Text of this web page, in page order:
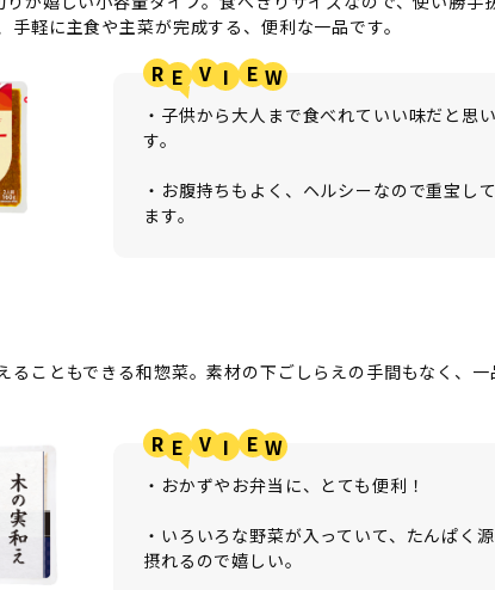
軽に主食や主菜が完成する、便利な一品です。
R V E
・子供から大人まで食べれていい味だと思
す。
・お腹持ちもよく、ヘルシーなので重宝し
ます。
ることもできる和惣菜。素材の下ごしらえの手間もなく、一
R V E
・おかずやお弁当に、とても便利！
・いろいろな野菜が入っていて、たんぱく
摂れるので嬉しい。